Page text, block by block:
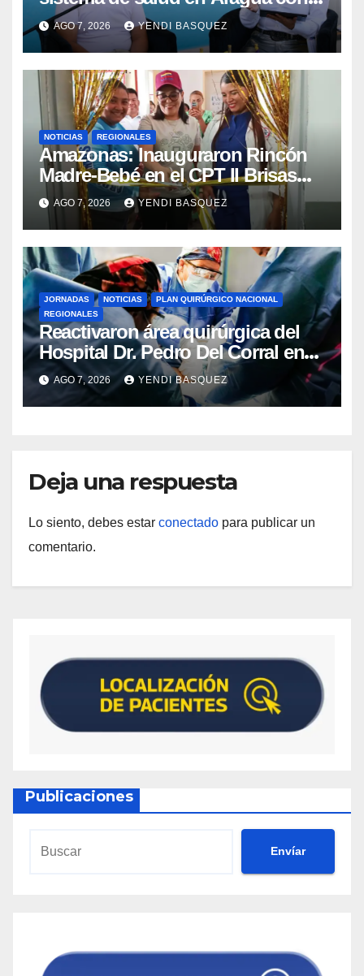
la reinauguración del CDI La Mora
AGO 7, 2026 YENDI BASQUEZ
NOTICIAS REGIONALES
​Amazonas: Inauguraron Rincón
Madre-Bebé en el CPT II Brisas
del Aeropuerto ​Inauguraron
Rincón
AGO 7, 2026 YENDI BASQUEZ
JORNADAS NOTICIAS
PLAN QUIRÚRGICO NACIONAL
REGIONALES
Reactivaron área quirúrgica del
Hospital Dr. Pedro Del Corral en
Guárico
AGO 7, 2026 YENDI BASQUEZ
Deja una respuesta
Lo siento, debes estar conectado para publicar un
comentario.
Publicaciones
Envíar